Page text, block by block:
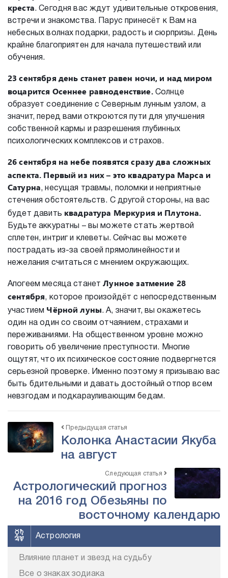
креста. Сегодня вас ждут удивительные откровения,
встречи и знакомства. Парус принесёт к Вам на
небесных волнах подарки, радость и сюрпризы. День
крайне благоприятен для начала путешествий или
обучения.
23 сентября день станет равен ночи, и над миром
воцарится Осеннее равноденствие.Солнце
образует соединение с Северным лунным узлом, а
значит, перед вами откроются пути для улучшения
собственной кармы и разрешения глубинных
психологических комплексов и страхов.
26 сентября на небе появятся сразу два сложных
аспекта. Первый из них – это квадратура Марса и
Сатурна, несущая травмы, поломки и неприятные
стечения обстоятельств. С другой стороны, на вас
будет давить квадратура Меркурия и Плутона.
Будьте аккуратны – вы можете стать жертвой
сплетен, интриг и клеветы. Сейчас вы можете
пострадать из-за своей прямолинейности и
нежелания считаться с мнением окружающих.
Апогеем месяца станетЛунное затмение 28
сентября, которое произойдёт с непосредственным
участием Чёрной луны. А, значит, вы окажетесь
один на один со своим отчаянием, страхами и
переживаниями. На общественном уровне можно
говорить об увеличение преступности. Многие
ощутят, что их психическое состояние подвергнется
серьезной проверке. Именно поэтому я призываю вас
быть бдительными и давать достойный отпор всем
невзгодам и подкарауливающим бедам.
Предыдущая статья
Колонка Анастасии Якуба
на август
Следующая статья
Астрологический прогноз
на 2016 год Обезьяны по
восточному календарю
Астрология
Влияние планет и звезд на судьбу
Все о знаках зодиака